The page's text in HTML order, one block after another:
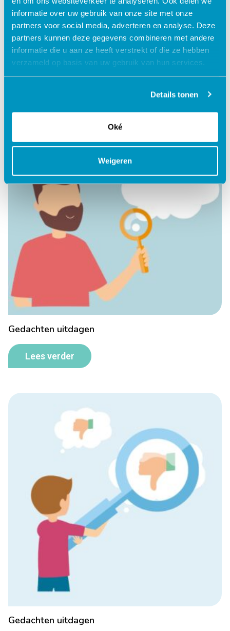
informatie over uw gebruik van onze site met onze
partners voor social media, adverteren en analyse. Deze
partners kunnen deze gegevens combineren met andere
informatie die u aan ze heeft verstrekt of die ze hebben
verzameld op basis van uw gebruik van hun services.
Details tonen
Oké
Weigeren
Emotiedagboek
Lees verder
Gedachten uitdagen
Lees verder
Gedachten uitdagen